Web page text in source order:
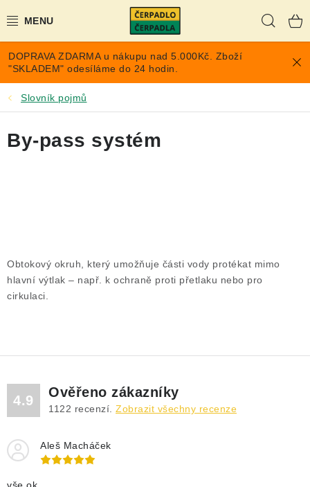
na
AKCE A SLEVY
PONORNÁ ČERPADLA
VYUŽITÍ DEŠŤOVÉ VODY
EXPANZOMATY NA TOPENÍ
ČERPACÍ JÍMKY KANALIZACE
OBĚHOVÁ ČERPADLA
DOMÁCÍ VODÁRNY
DOPRAVA ZDARMA u nákupu nad 5.000Kč. Zboží
"SKLADEM" odesíláme do 24 hodin.
Slovník pojmů
By-pass systém
Obtokový okruh, který umožňuje části vody protékat mimo
hlavní výtlak – např. k ochraně proti přetlaku nebo pro
cirkulaci.
4.9
Ověřeno zákazníky
1122 recenzí. Zobrazit všechny recenze
Aleš Macháček